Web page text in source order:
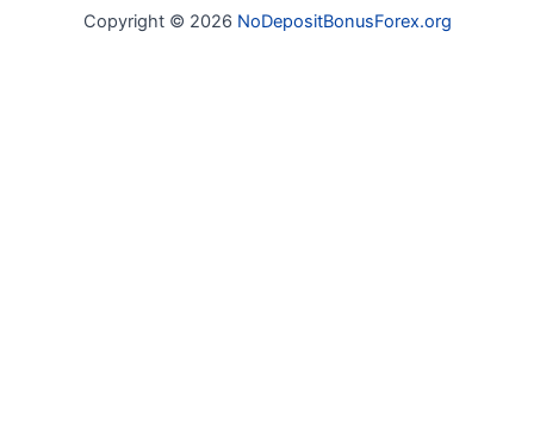
Copyright © 2026 NoDepositBonusForex.org